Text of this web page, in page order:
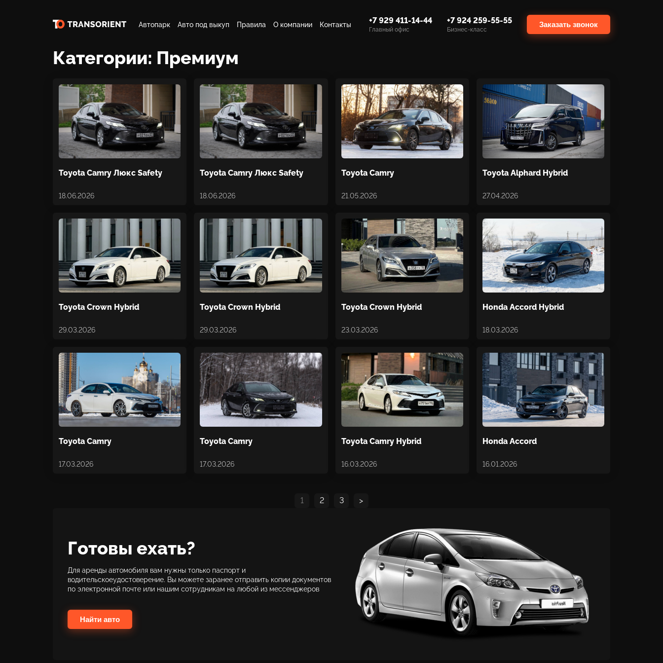
Автопарк Авто под выкуп Правила О компании Контакты +7 929 411-14-44
Главный офис
+7 924 259-55-55
Бизнес-класс
Заказать звонок
Категории: Премиум
Toyota Camry Люкс Safety
18.06.2026
Toyota Camry Люкс Safety
18.06.2026
Toyota Camry
21.05.2026
Toyota Alphard Hybrid
27.04.2026
Toyota Crown Hybrid
29.03.2026
Toyota Crown Hybrid
29.03.2026
Toyota Crown Hybrid
23.03.2026
Honda Accord Hybrid
18.03.2026
Toyota Camry
17.03.2026
Toyota Camry
17.03.2026
Toyota Camry Hybrid
16.03.2026
Honda Accord
16.01.2026
1 2 3 >
Готовы ехать?
Для аренды автомобиля вам нужны только паспорт и
водительскоеудостоверение. Вы можете заранее отправить копии документов
по электронной почте или нашим сотрудникам на любой из мессенджеров
Найти авто